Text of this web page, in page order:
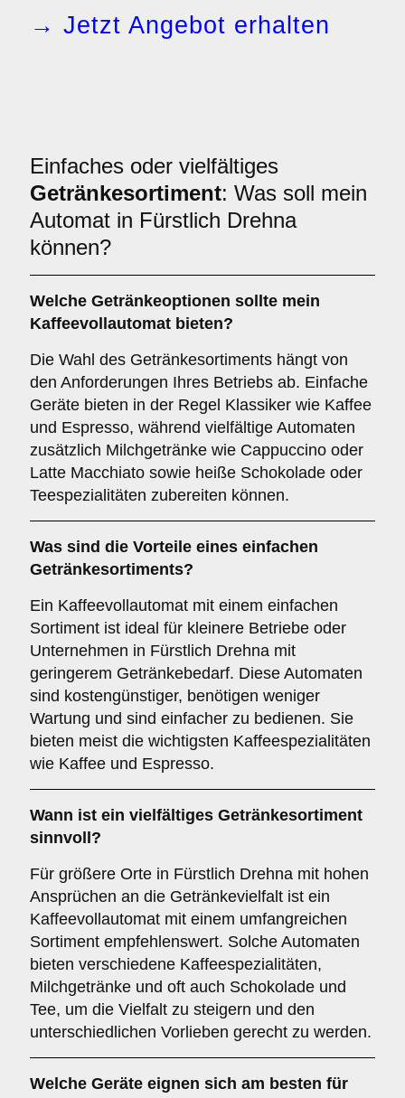
→ Jetzt Angebot erhalten
Einfaches oder vielfältiges
Getränkesortiment: Was soll mein
Automat in Fürstlich Drehna
können?
Welche Getränkeoptionen sollte mein
Kaffeevollautomat bieten?
Die Wahl des Getränkesortiments hängt von
den Anforderungen Ihres Betriebs ab. Einfache
Geräte bieten in der Regel Klassiker wie Kaffee
und Espresso, während vielfältige Automaten
zusätzlich Milchgetränke wie Cappuccino oder
Latte Macchiato sowie heiße Schokolade oder
Teespezialitäten zubereiten können.
Was sind die Vorteile eines einfachen
Getränkesortiments?
Ein Kaffeevollautomat mit einem einfachen
Sortiment ist ideal für kleinere Betriebe oder
Unternehmen in Fürstlich Drehna mit
geringerem Getränkebedarf. Diese Automaten
sind kostengünstiger, benötigen weniger
Wartung und sind einfacher zu bedienen. Sie
bieten meist die wichtigsten Kaffeespezialitäten
wie Kaffee und Espresso.
Wann ist ein vielfältiges Getränkesortiment
sinnvoll?
Für größere Orte in Fürstlich Drehna mit hohen
Ansprüchen an die Getränkevielfalt ist ein
Kaffeevollautomat mit einem umfangreichen
Sortiment empfehlenswert. Solche Automaten
bieten verschiedene Kaffeespezialitäten,
Milchgetränke und oft auch Schokolade und
Tee, um die Vielfalt zu steigern und den
unterschiedlichen Vorlieben gerecht zu werden.
Welche Geräte eignen sich am besten für